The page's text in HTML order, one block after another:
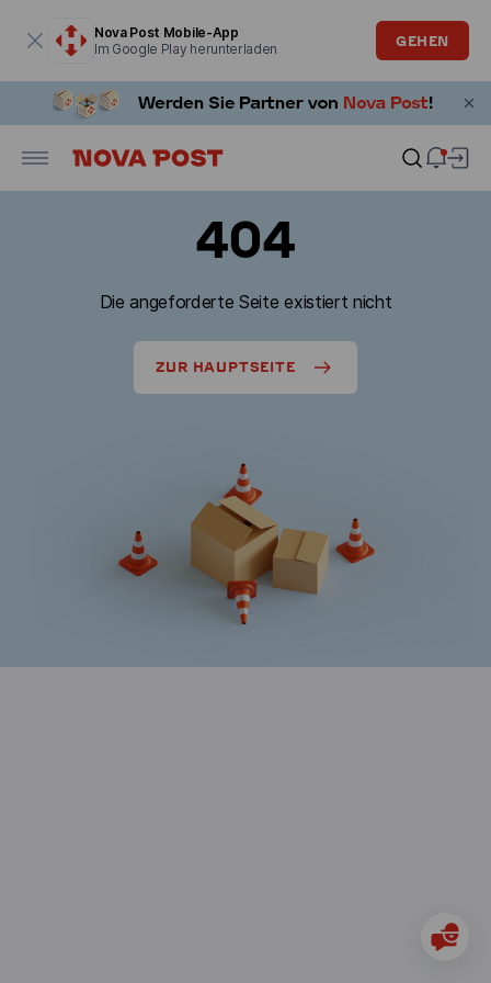
Nova Post Mobile-App
Im Google Play herunterladen
GEHEN
404
Die angeforderte Seite existiert nicht
ZUR HAUPTSEITE